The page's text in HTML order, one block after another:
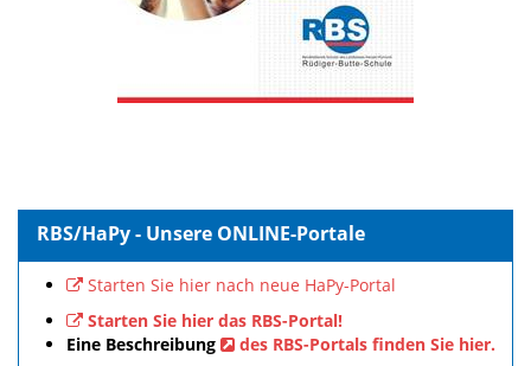
RBS/HaPy - Unsere ONLINE-Portale
Starten Sie hier nach neue HaPy-Portal
Starten Sie hier das RBS-Portal!
Eine Beschreibung
des RBS-Portals finden Sie hier.